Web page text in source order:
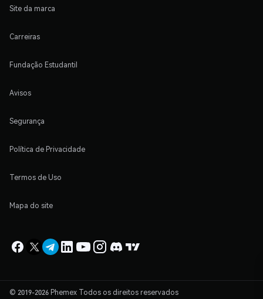
Site da marca
Carreiras
Fundação Estudantil
Avisos
Segurança
Política de Privacidade
Termos de Uso
Mapa do site
© 2019-2026 Phemex Todos os direitos reservados